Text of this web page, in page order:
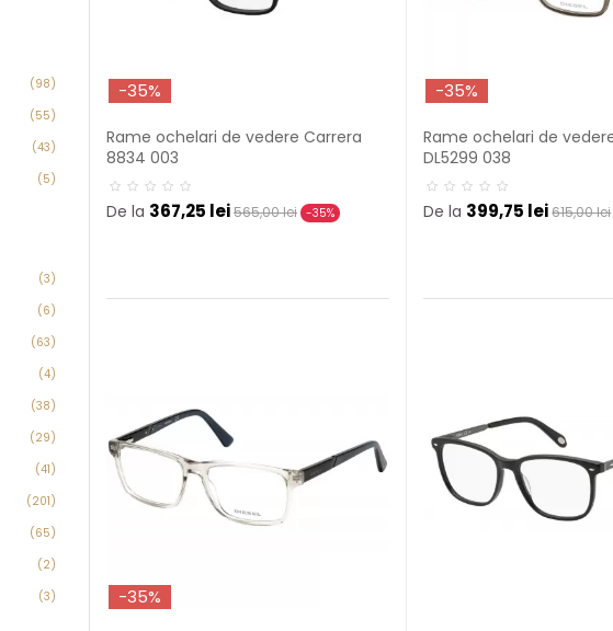
(98)
(55)
(43)
(5)
(3)
(6)
(63)
(4)
(38)
(29)
(41)
(201)
(65)
(2)
(3)
-35%
Rame ochelari de vedere Carrera
8834 003
De la 367,25 lei565,00 lei -35%
-35%
Rame ochelari de
DL5299 038
De la 399,75 lei615,00 lei
-35%